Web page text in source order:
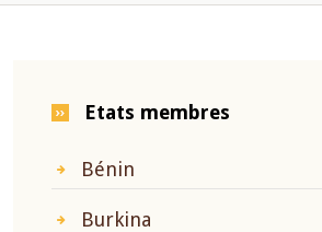
Etats membres
Bénin
Burkina